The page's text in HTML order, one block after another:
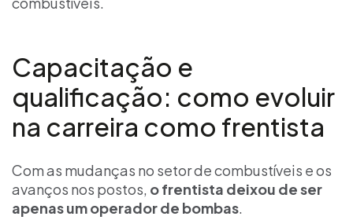
Capacitação e
qualificação: como evoluir
na carreira como frentista
Com as mudanças no setor de combustíveis e os
avanços nos postos, o frentista deixou de ser
apenas um operador de bombas.